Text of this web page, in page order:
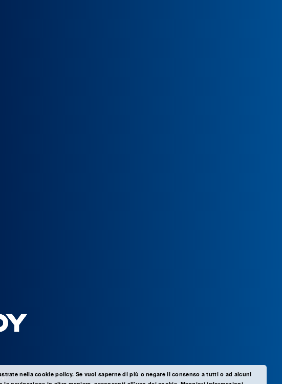
nella cookie policy. Se vuoi saperne di più o negare il consenso a tutti o ad alcuni